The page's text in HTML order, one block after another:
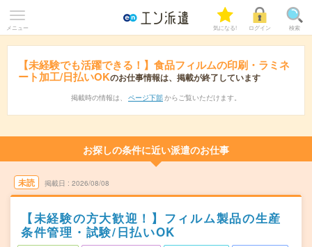
メニュー 気になる! ログイン 検索
【未経験でも活躍できる！】食品フィルムの印刷・ラミネ
ート加工/日払いOKのお仕事情報は、掲載が終了しています
掲載時の情報は、 ページ下部 からご覧いただけます。
お探しの条件に近い派遣のお仕事
未読 掲載日 2026/08/08
【未経験の方大歓迎！】フィルム製品の生産
条件管理・試験/日払いOK